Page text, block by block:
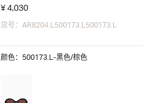
¥ 4,030
货号：AR8204.L500173.L500173.L
颜色：500173.L-黑色/棕色